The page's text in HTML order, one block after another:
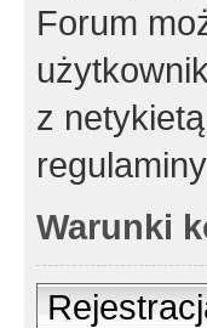
Forum
z
Warunki